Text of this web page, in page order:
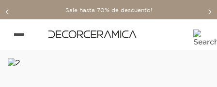
Sale hasta 70% de descuento!